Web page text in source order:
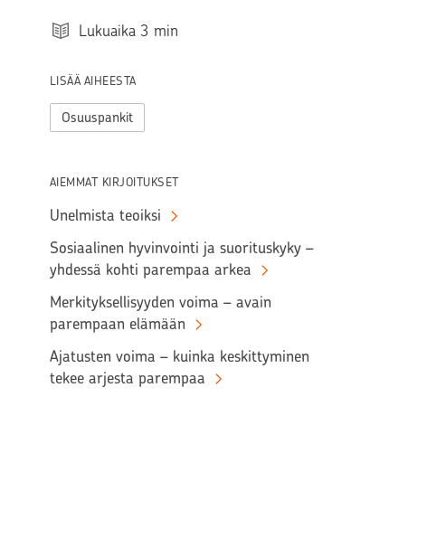
Lukuaika 3 min
LISÄÄ AIHEESTA
Osuuspankit
AIEMMAT KIRJOITUKSET
Unelmista teoiksi
Sosiaalinen hyvinvointi ja suorituskyky –
yhdessä kohti parempaa arkea
Merkityksellisyyden voima – avain
parempaan elämään
Ajatusten voima – kuinka keskittyminen
tekee arjesta parempaa